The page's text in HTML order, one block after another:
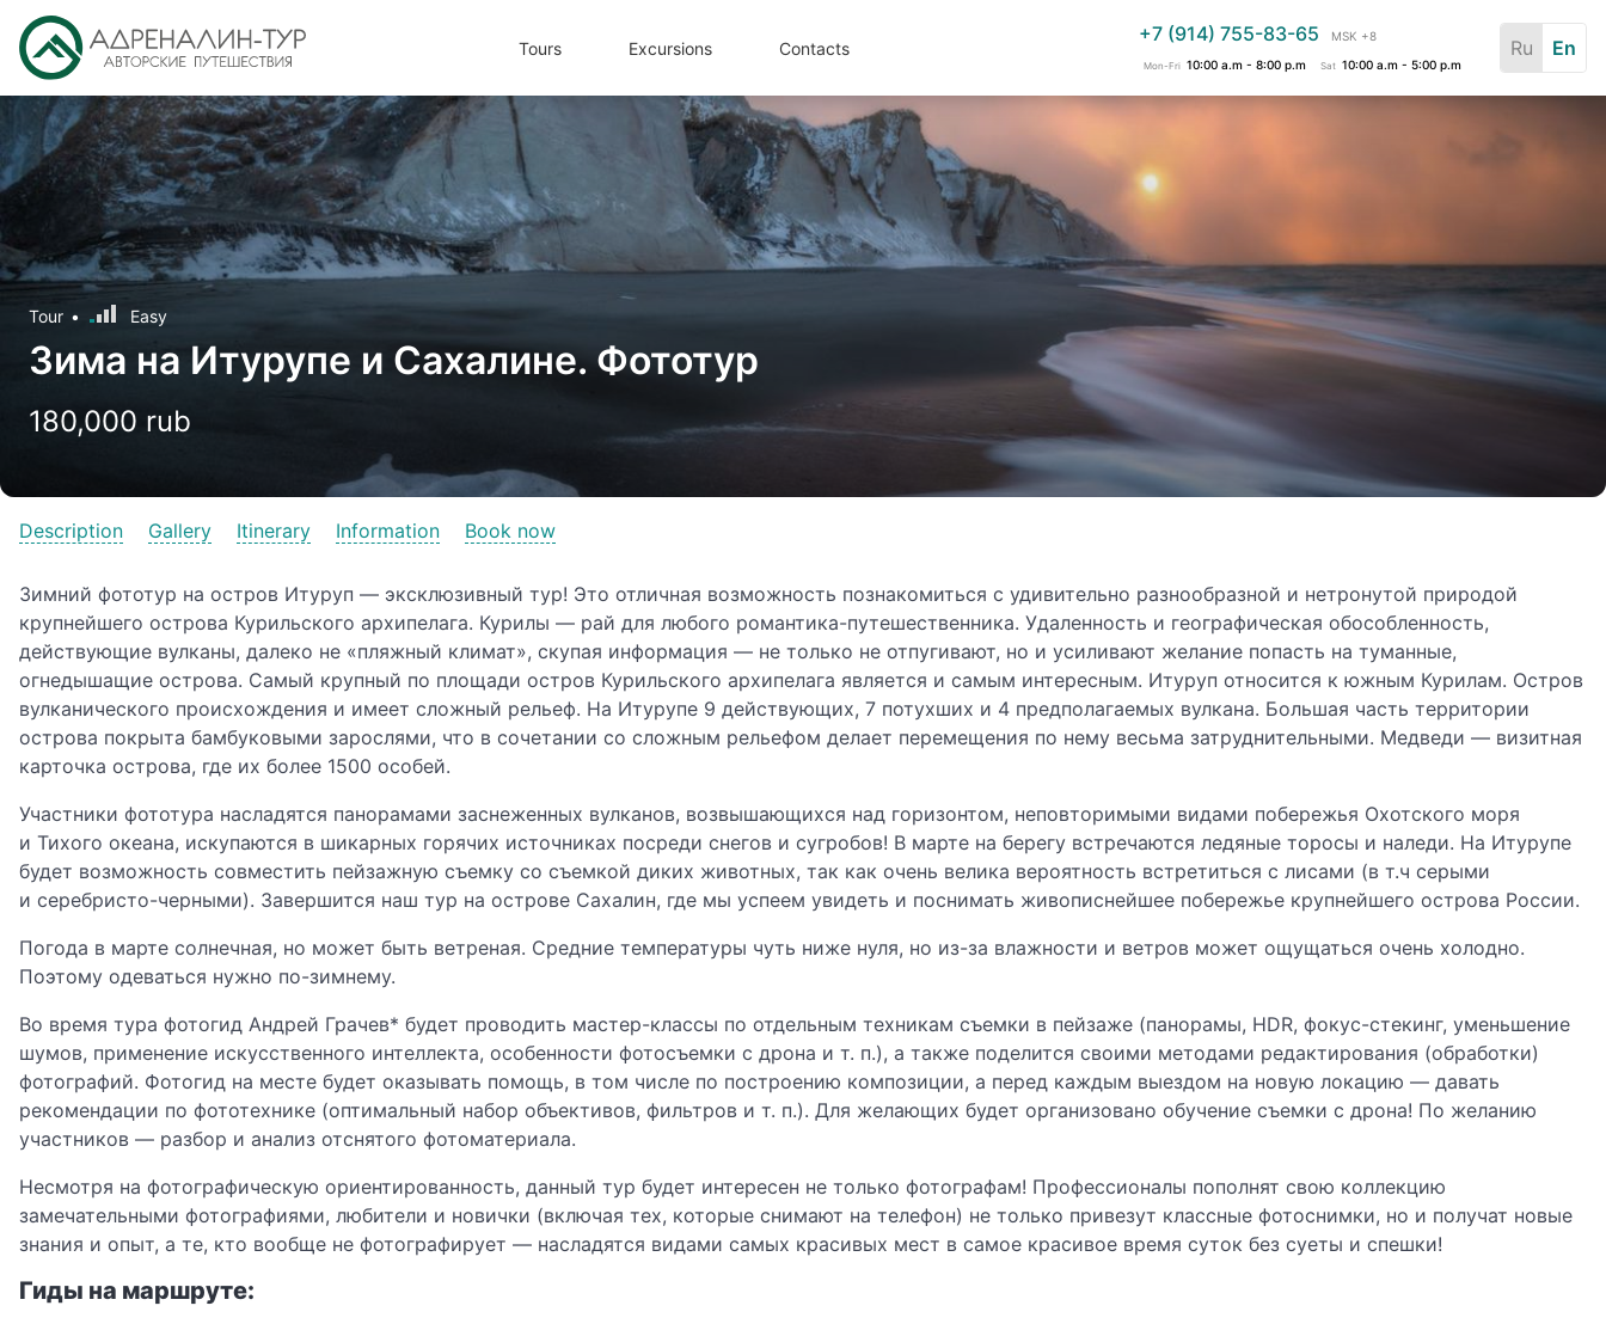
Tours Excursions Contacts
+7 (914) 755-83-65 MSK +8
Mon-Fri 10:00 a.m - 8:00 p.m Sat 10:00 a.m - 5:00 p.m
Ru En
Tour Easy
Зима на Итурупе и Сахалине. Фототур
180,000 rub
Description Gallery Itinerary Information Book now
Зимний фототур на остров Итуруп — эксклюзивный тур! Это отличная возможность познакомиться с удивительно разнообразной и нетронутой природой
крупнейшего острова Курильского архипелага. Курилы — рай для любого романтика-путешественника. Удаленность и географическая обособленность,
действующие вулканы, далеко не «пляжный климат», скупая информация — не только не отпугивают, но и усиливают желание попасть на туманные,
огнедышащие острова. Самый крупный по площади остров Курильского архипелага является и самым интересным. Итуруп относится к южным Курилам. Остров
вулканического происхождения и имеет сложный рельеф. На Итурупе 9 действующих, 7 потухших и 4 предполагаемых вулкана. Большая часть территории
острова покрыта бамбуковыми зарослями, что в сочетании со сложным рельефом делает перемещения по нему весьма затруднительными. Медведи — визитная
карточка острова, где их более 1500 особей.
Участники фототура насладятся панорамами заснеженных вулканов, возвышающихся над горизонтом, неповторимыми видами побережья Охотского моря
и Тихого океана, искупаются в шикарных горячих источниках посреди снегов и сугробов! В марте на берегу встречаются ледяные торосы и наледи. На Итурупе
будет возможность совместить пейзажную съемку со съемкой диких животных, так как очень велика вероятность встретиться с лисами (в т.ч серыми
и серебристо-черными). Завершится наш тур на острове Сахалин, где мы успеем увидеть и поснимать живописнейшее побережье крупнейшего острова России.
Погода в марте солнечная, но может быть ветреная. Средние температуры чуть ниже нуля, но из-за влажности и ветров может ощущаться очень холодно.
Поэтому одеваться нужно по-зимнему.
Во время тура фотогид Андрей Грачев* будет проводить мастер-классы по отдельным техникам съемки в пейзаже (панорамы, HDR, фокус-стекинг, уменьшение
шумов, применение искусственного интеллекта, особенности фотосъемки с дрона и т. п.), а также поделится своими методами редактирования (обработки)
фотографий. Фотогид на месте будет оказывать помощь, в том числе по построению композиции, а перед каждым выездом на новую локацию — давать
рекомендации по фототехнике (оптимальный набор объективов, фильтров и т. п.). Для желающих будет организовано обучение съемки с дрона! По желанию
участников — разбор и анализ отснятого фотоматериала.
Несмотря на фотографическую ориентированность, данный тур будет интересен не только фотографам! Профессионалы пополнят свою коллекцию
замечательными фотографиями, любители и новички (включая тех, которые снимают на телефон) не только привезут классные фотоснимки, но и получат новые
знания и опыт, а те, кто вообще не фотографирует — насладятся видами самых красивых мест в самое красивое время суток без суеты и спешки!
Гиды на маршруте: